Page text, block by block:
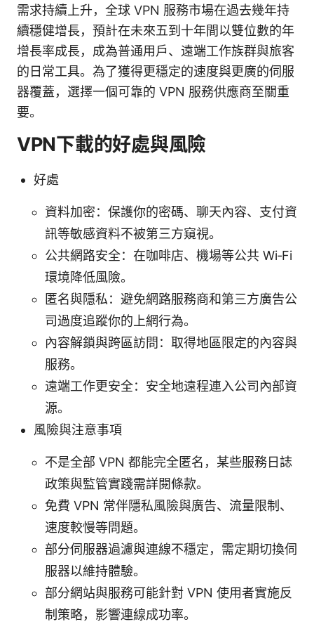
需求持續上升，全球 VPN 服務市場在過去幾年持
續穩健增長，預計在未來五到十年間以雙位數的年
增長率成長，成為普通用戶、遠端工作族群與旅客
的日常工具。為了獲得更穩定的速度與更廣的伺服
器覆蓋，選擇一個可靠的 VPN 服務供應商至關重
要。
VPN下載的好處與風險
好處
資料加密：保護你的密碼、聊天內容、支付資
訊等敏感資料不被第三方窺視。
公共網路安全：在咖啡店、機場等公共 Wi‑Fi
環境降低風險。
匿名與隱私：避免網路服務商和第三方廣告公
司過度追蹤你的上網行為。
內容解鎖與跨區訪問：取得地區限定的內容與
服務。
遠端工作更安全：安全地遠程連入公司內部資
源。
風險與注意事項
不是全部 VPN 都能完全匿名，某些服務日誌
政策與監管實踐需詳閱條款。
免費 VPN 常伴隱私風險與廣告、流量限制、
速度較慢等問題。
部分伺服器過濾與連線不穩定，需定期切換伺
服器以維持體驗。
部分網站與服務可能針對 VPN 使用者實施反
制策略，影響連線成功率。